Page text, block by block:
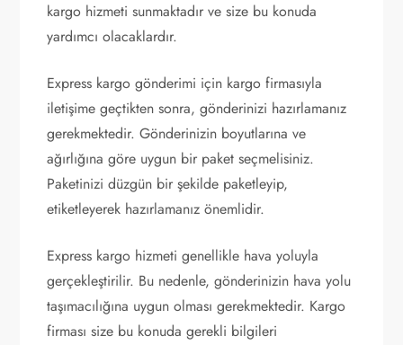
kargo hizmeti sunmaktadır ve size bu konuda
yardımcı olacaklardır.
Express kargo gönderimi için kargo firmasıyla
iletişime geçtikten sonra, gönderinizi hazırlamanız
gerekmektedir. Gönderinizin boyutlarına ve
ağırlığına göre uygun bir paket seçmelisiniz.
Paketinizi düzgün bir şekilde paketleyip,
etiketleyerek hazırlamanız önemlidir.
Express kargo hizmeti genellikle hava yoluyla
gerçekleştirilir. Bu nedenle, gönderinizin hava yolu
taşımacılığına uygun olması gerekmektedir. Kargo
firması size bu konuda gerekli bilgileri